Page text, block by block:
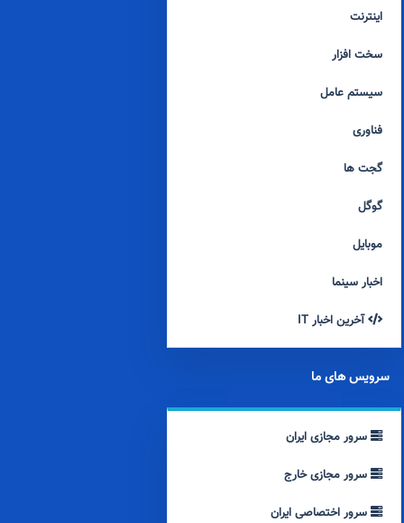
اینترنت
سخت افزار
سیستم عامل
فناوری
گجت ها
گوگل
موبایل
اخبار سینما
آخرین اخبار IT
سرویس های ما
سرور مجازی ایران
سرور مجازی خارج
سرور اختصاصی ایران